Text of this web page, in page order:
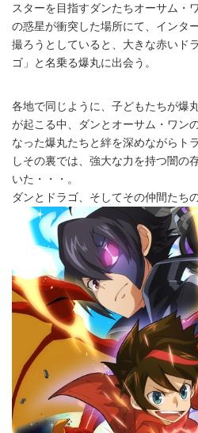
スターを目指すダンたちオーサム・
の惑星が衝突した場所にて、インタ
撮ろうとしていると、大きな赤いド
ゴ」と名乗る爆丸に出会う。
各地で同じように、子どもたちが爆
が起こる中、ダンとオーサム・ワン
なった爆丸たちと絆を深めながらト
しその裏では、強大な力を持つ闇の
いた・・・。
ダンとドラゴ、そしてその仲間たち
Japanese